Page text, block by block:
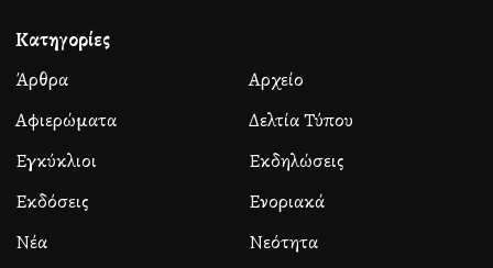
Κατηγορίες
Άρθρα
Αρχείο
Αφιερώματα
Δελτία Τύπου
Εγκύκλιοι
Εκδηλώσεις
Εκδόσεις
Ενοριακά
Νέα
Νεότητα